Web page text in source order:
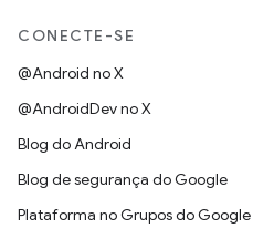
CONECTE-SE
@Android no X
@AndroidDev no X
Blog do Android
Blog de segurança do Google
Plataforma no Grupos do Google